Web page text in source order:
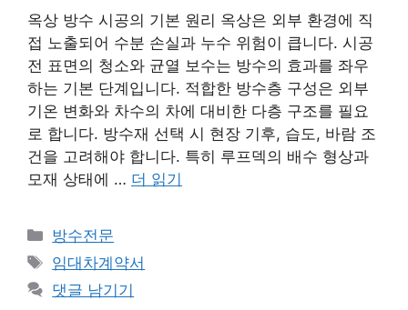
옥상 방수 시공의 기본 원리 옥상은 외부 환경에 직
접 노출되어 수분 손실과 누수 위험이 큽니다. 시공
전 표면의 청소와 균열 보수는 방수의 효과를 좌우
하는 기본 단계입니다. 적합한 방수층 구성은 외부
기온 변화와 차수의 차에 대비한 다층 구조를 필요
로 합니다. 방수재 선택 시 현장 기후, 습도, 바람 조
건을 고려해야 합니다. 특히 루프덱의 배수 형상과
모재 상태에 … 더 읽기
카
테
고
리
방수전문
태
그
임대차계약서
댓글 남기기